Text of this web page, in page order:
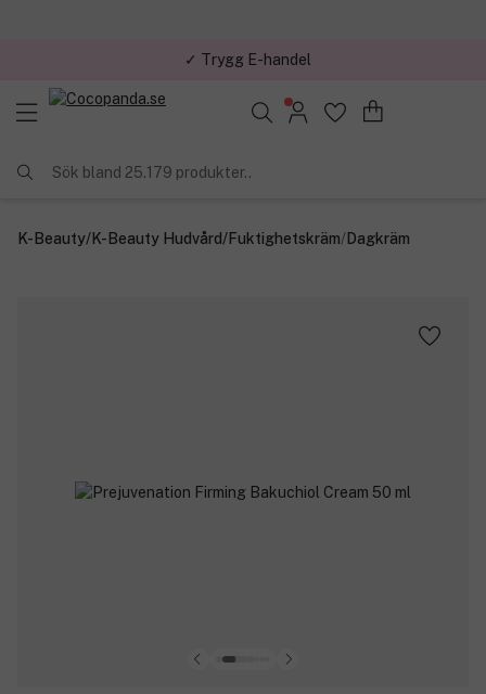
✓ Trygg E-handel
Sök bland 25.179 produkter..
K-Beauty/K-Beauty Hudvård/Fuktighetskräm/Dagkräm